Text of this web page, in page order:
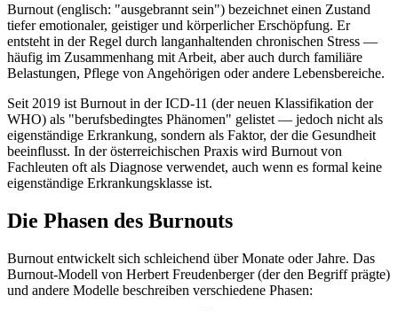
Burnout (englisch: "ausgebrannt sein") bezeichnet einen Zustand
tiefer emotionaler, geistiger und körperlicher Erschöpfung. Er
entsteht in der Regel durch langanhaltenden chronischen Stress —
häufig im Zusammenhang mit Arbeit, aber auch durch familiäre
Belastungen, Pflege von Angehörigen oder andere Lebensbereiche.
Seit 2019 ist Burnout in der ICD-11 (der neuen Klassifikation der
WHO) als "berufsbedingtes Phänomen" gelistet — jedoch nicht als
eigenständige Erkrankung, sondern als Faktor, der die Gesundheit
beeinflusst. In der österreichischen Praxis wird Burnout von
Fachleuten oft als Diagnose verwendet, auch wenn es formal keine
eigenständige Erkrankungsklasse ist.
Die Phasen des Burnouts
Burnout entwickelt sich schleichend über Monate oder Jahre. Das
Burnout-Modell von Herbert Freudenberger (der den Begriff prägte)
und andere Modelle beschreiben verschiedene Phasen: